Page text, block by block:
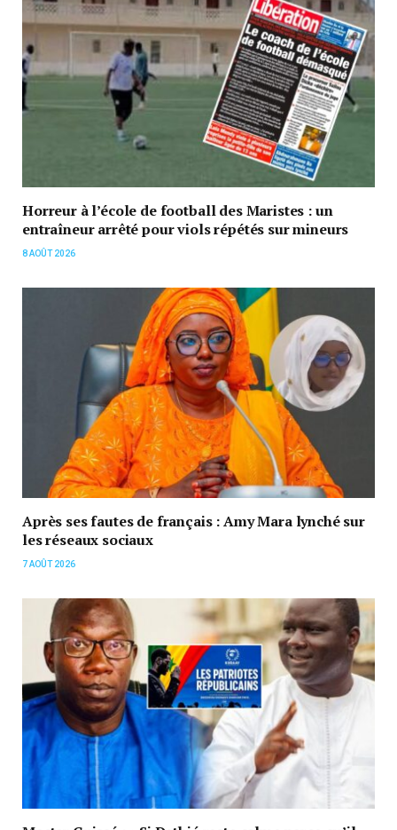
Horreur à l’école de football des Maristes : un
entraîneur arrêté pour viols répétés sur mineurs
8 AOÛT 2026
Après ses fautes de français : Amy Mara lynché sur
les réseaux sociaux
7 AOÛT 2026